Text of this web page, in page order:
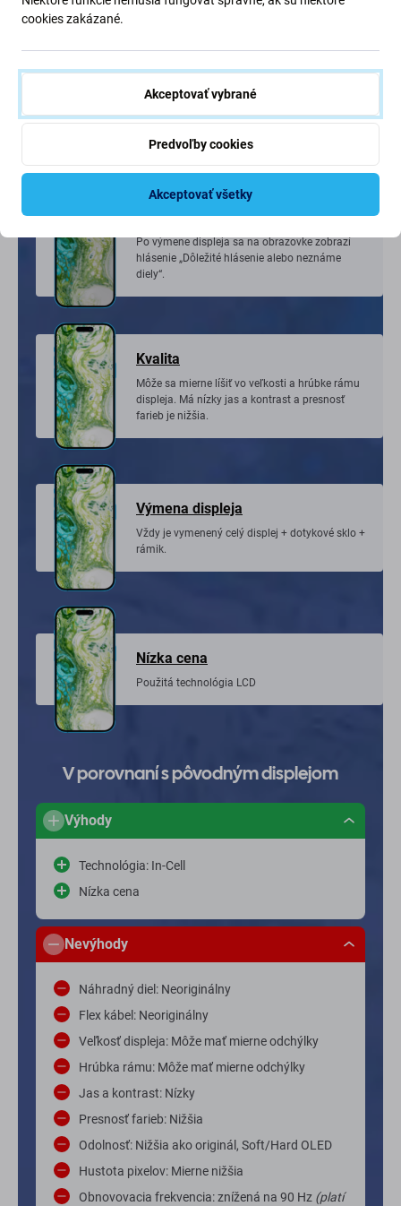
FixPremium In-Cell displej
nový neoriginálny displej vyrobený treťou stranou,
nie priamo výrobcom zariadenia.
Oznámenie
Po výmene displeja sa na obrazovke zobrazí
hlásenie „Dôležité hlásenie alebo neznáme
diely“.
Kvalita
Môže sa mierne líšiť vo veľkosti a hrúbke rámu
displeja. Má nízky jas a kontrast a presnosť
farieb je nižšia.
Výmena displeja
Vždy je vymenený celý displej + dotykové sklo +
rámik.
Nízka cena
Použitá technológia LCD
V porovnaní s pôvodným displejom
Výhody
Technológia: In-Cell
Nízka cena
Nevýhody
Náhradný diel: Neoriginálny
Flex kábel: Neoriginálny
Veľkosť displeja: Môže mať mierne odchýlky
Hrúbka rámu: Môže mať mierne odchýlky
Jas a kontrast: Nízky
Presnosť farieb: Nižšia
Odolnosť: Nižšia ako originál, Soft/Hard OLED
Hustota pixelov: Mierne nižšia
Obnovovacia frekvencia: znížená na 90 Hz (platí
cookies zakázané.
Akceptovať vybrané
Predvoľby cookies
Akceptovať všetky